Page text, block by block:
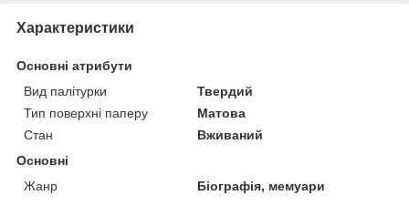
Характеристики
Основні атрибути
Вид палітурки
Твердий
Тип поверхні паперу
Матова
Стан
Вживаний
Основні
Жанр
Біографія, мемуари